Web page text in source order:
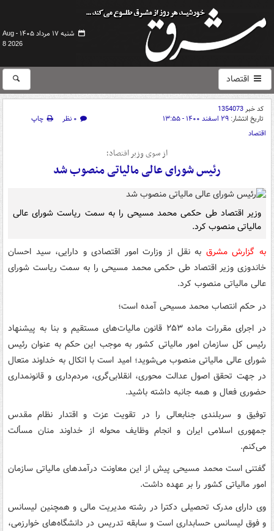
شنبه ۱۷ مرداد ۱۴۰۵ -
Aug
8 2026
اقتصاد
کد خبر1354073
تاریخ انتشار: ۲۹ اسفند ۱۴۰۰ - ۱۳:۵۵ ۰ نظر
چاپ
اقتصاد
از سوی وزیر اقتصاد؛
رئیس شورای عالی مالیاتی منصوب شد
وزیر اقتصاد طی حکمی محمد مسیحی را به سمت ریاست شورای عالی
مالیاتی منصوب کرد.
به گزارش مشرق به نقل از وزارت امور اقتصادی و دارایی، سید احسان
خاندوزی وزیر اقتصاد طی حکمی محمد مسیحی را به سمت ریاست شورای
عالی مالیاتی منصوب کرد.
در حکم انتصاب محمد مسیحی آمده است؛
در اجرای مقررات ماده ۲۵۳ قانون مالیات‌های مستقیم و بنا به پیشنهاد
رئیس کل سازمان امور مالیاتی کشور به موجب این حکم به عنوان رئیس
شورای عالی مالیاتی منصوب می‌شوید؛ امید است با اتکال به خداوند متعال
در جهت تحقق اصول عدالت محوری، انقلابی‌گری، مردم‌داری و قانونمداری
حضوری فعال و همه جانبه داشته باشید.
توفیق و سربلندی جنابعالی را در تقویت عزت و اقتدار نظام مقدس
جمهوری اسلامی ایران و انجام وظایف محوله از خداوند منان مسألت
می‌کنم.
گفتنی است محمد مسیحی پیش از این معاونت درآمدهای مالیاتی سازمان
امور مالیاتی کشور را بر عهده داشت.
وی دارای مدرک تحصیلی دکترا در رشته مدیریت مالی و همچنین لیسانس
و فوق لیسانس حسابداری است و سابقه تدریس در دانشگاه‌های خوارزمی،